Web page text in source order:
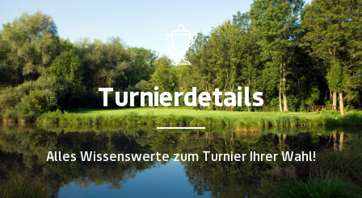
Turnierdetails
Alles Wissenswerte zum Turnier Ihrer Wahl!